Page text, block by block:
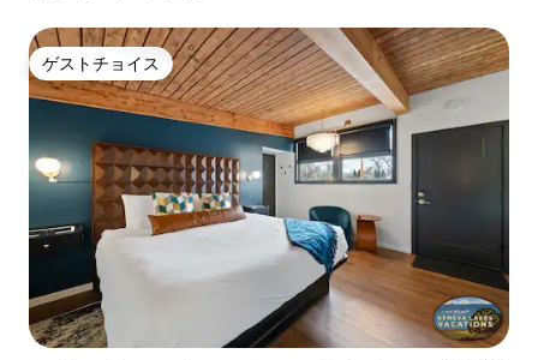
ゲストチョイス
ゲストチョイス